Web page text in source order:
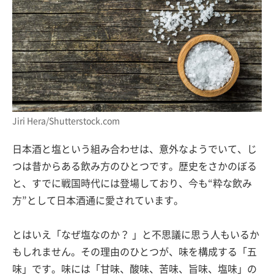
Jiri Hera/Shutterstock.com
日本酒と塩という組み合わせは、意外なようでいて、じ
つは昔からある飲み方のひとつです。歴史をさかのぼる
と、すでに戦国時代には登場しており、今も“粋な飲み
方”として日本酒通に愛されています。
とはいえ「なぜ塩なのか？ 」と不思議に思う人もいるか
もしれません。その理由のひとつが、味を構成する「五
味」です。味には「甘味、酸味、苦味、旨味、塩味」の